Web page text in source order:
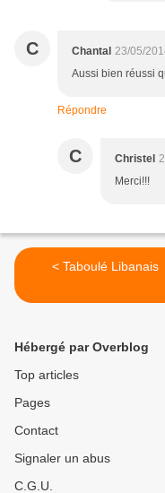
C Chantal 23/05/
Aussi bien réussi
Répondre
C Christel
Merci!!!
< Taboulé Libanais
Hébergé par Overblog
Top articles
Pages
Contact
Signaler un abus
C.G.U.